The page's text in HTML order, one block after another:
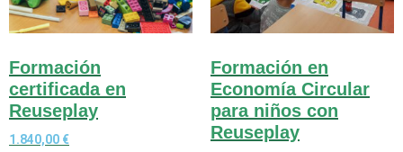
Formación
certificada en
Reuseplay
1.840,00 €
Formación en
Economía Circular
para niños con
Reuseplay